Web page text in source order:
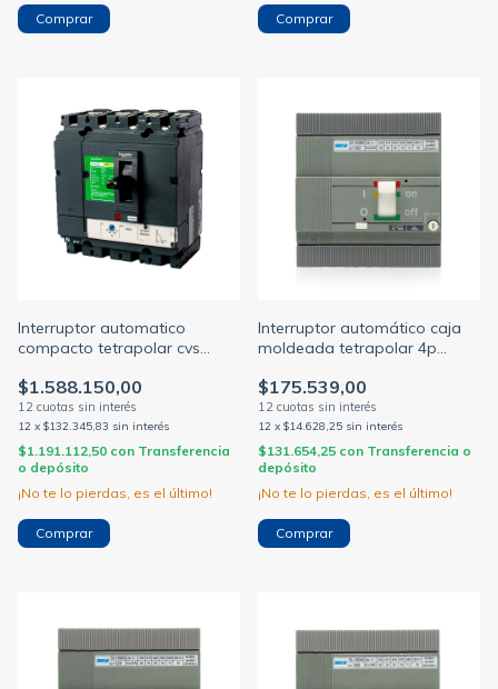
Interruptor automatico
compacto tetrapolar cvs
175-250a (SCHNEIDER M.G)
$1.588.150,00
12 x $132.345,83 sin interés
$1.191.112,50 con Transferencia
o depósito
¡No te lo pierdas, es el último!
Interruptor automático caja
moldeada tetrapolar 4p
$175.539,00
12 x $14.628,25 sin interés
$131.654,25 con Transferencia o
depósito
¡No te lo pierdas, es el último!